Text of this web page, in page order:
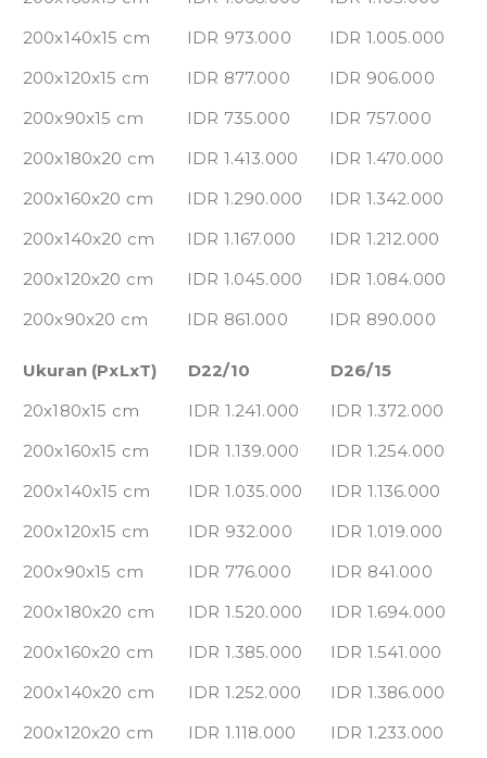
200x140x15 cm
IDR 973.000
IDR 1.005.000
200x120x15 cm
IDR 877.000
IDR 906.000
200x90x15 cm
IDR 735.000
IDR 757.000
200x180x20 cm
IDR 1.413.000
IDR 1.470.000
200x160x20 cm
IDR 1.290.000
IDR 1.342.000
200x140x20 cm
IDR 1.167.000
IDR 1.212.000
200x120x20 cm
IDR 1.045.000
IDR 1.084.000
200x90x20 cm
IDR 861.000 IDR 890.000
Ukuran (PxLxT) D22/10
D26/15
20x180x15 cm
IDR 1.241.000
IDR 1.372.000
200x160x15 cm
IDR 1.139.000
IDR 1.254.000
200x140x15 cm
IDR 1.035.000
IDR 1.136.000
200x120x15 cm
IDR 932.000
IDR 1.019.000
200x90x15 cm
IDR 776.000
IDR 841.000
200x180x20 cm
IDR 1.520.000
IDR 1.694.000
200x160x20 cm
IDR 1.385.000
IDR 1.541.000
200x140x20 cm
IDR 1.252.000
IDR 1.386.000
200x120x20 cm
IDR 1.118.000
IDR 1.233.000